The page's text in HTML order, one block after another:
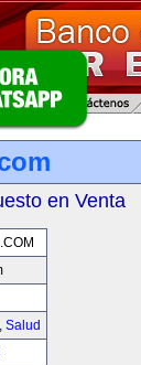
en Venta
, Salud